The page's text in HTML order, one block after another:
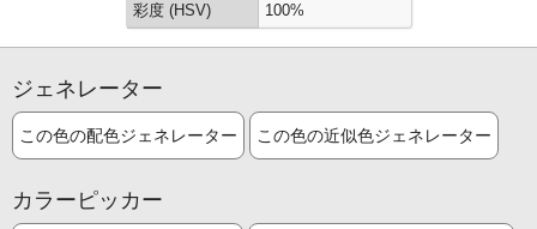
彩度 (HSV) 100%
ジェネレーター
この色の配色ジェネレーター この色の近似色ジェネレーター
カラーピッカー